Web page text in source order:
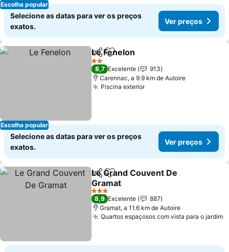
Escolha popular
Selecione as datas para ver os preços
exatos.
Ver preços
Escolha popular
PartilharAdicionar aos favoritos
Le Fenelon
2 Estrelas
8,7 Excelente
913
Carennac, a 9.9 km de Autoire
Piscina exteriorVer preços
Selecione as datas para ver os preços
exatos.
Ver preços
PartilharAdicionar aos favoritos
Le Grand Couvent De
Gramat
Ver preços
3 Estrelas
8,9 Excelente
887
Gramat, a 11.6 km de Autoire
Quartos espaçosos com vista para o jardim